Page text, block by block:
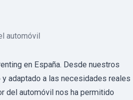
automóvil
en España. Desde nuestros
adaptado a las necesidades reales
del automóvil nos ha permitido